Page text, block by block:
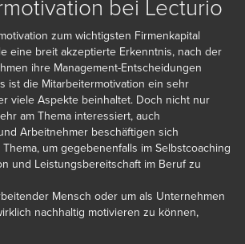
bei Lecturio
zum wichtigsten Firmenkapital
eine breit akzeptierte Erkenntnis, nach der
ihre Management-Entscheidungen
ist die Mitarbeitermotivation ein sehr
viele Aspekte beinhaltet. Doch nicht nur
am Thema interessiert, auch
Arbeitnehmer beschäftigen sich
um gegebenenfalls im Selbstcoaching
und Leistungsbereitschaft im Beruf zu
Mensch oder um als Unternehmen
nachhaltig motivieren zu können,
über das Thema. Sind die